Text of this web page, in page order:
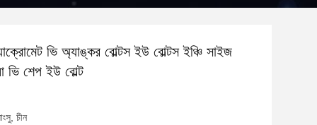
ভি অ্যাঙ্কর বোল্টস ইউ বোল্টস ইঞ্চি সাইজ
ভি শেপ ইউ বোল্ট
চীন